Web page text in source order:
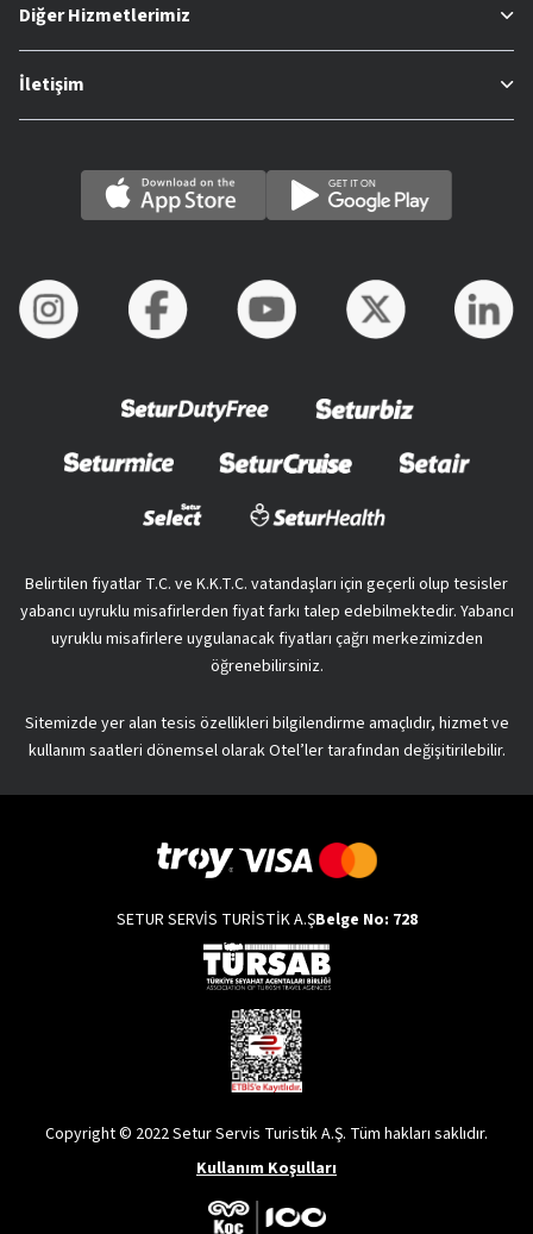
Diğer Hizmetlerimiz
İletişim
Belirtilen fiyatlar T.C. ve K.K.T.C. vatandaşları için geçerli olup tesisler
yabancı uyruklu misafirlerden fiyat farkı talep edebilmektedir. Yabancı
uyruklu misafirlere uygulanacak fiyatları çağrı merkezimizden
öğrenebilirsiniz.
Sitemizde yer alan tesis özellikleri bilgilendirme amaçlıdır, hizmet ve
kullanım saatleri dönemsel olarak Otel’ler tarafından değişitirilebilir.
SETUR SERVİS TURİSTİK A.ŞBelge No: 728
Copyright © 2022 Setur Servis Turistik A.Ş. Tüm hakları saklıdır.
Kullanım Koşulları